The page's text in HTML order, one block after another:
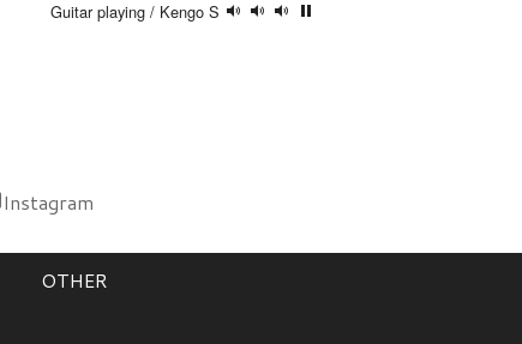
Guitar playing / Kengo S
Instagram
OTHER